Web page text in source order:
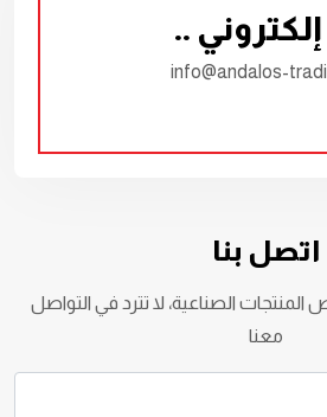
إلكتروني ..
info@andalos-
اتصل بنا
الصناعية، لا تترد في التواصل
معنا